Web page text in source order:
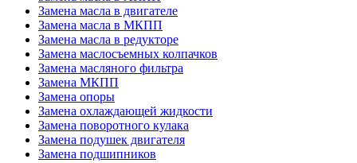
Замена масла в двигателе
Замена масла в МКПП
Замена масла в редукторе
Замена маслосъемных колпачков
Замена масляного фильтра
Замена МКПП
Замена опоры
Замена охлаждающей жидкости
Замена поворотного кулака
Замена подушек двигателя
Замена подшипников